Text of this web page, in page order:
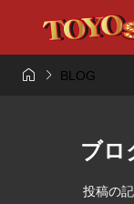
  BLOG
ブロ
投稿の